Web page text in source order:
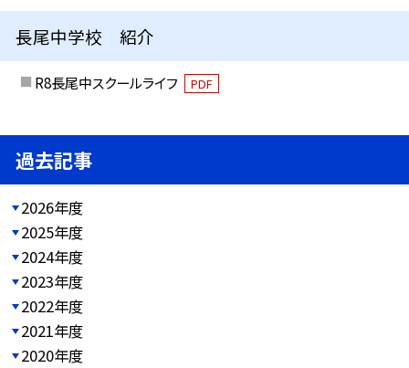
長尾中学校 紹介
R8長尾中スクールライフ PDF
過去記事
2026年度
2025年度
2024年度
2023年度
2022年度
2021年度
2020年度